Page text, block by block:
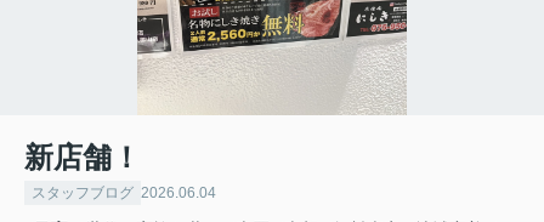
新店舗！
スタッフブログ 2026.06.04